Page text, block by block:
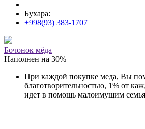
Бухара:
+998(93) 383-1707
Бочонок мёда
Наполнен на 30%
При каждой покупке меда, Вы
благотворительностью, 1% от
идет в помощь малоимущим